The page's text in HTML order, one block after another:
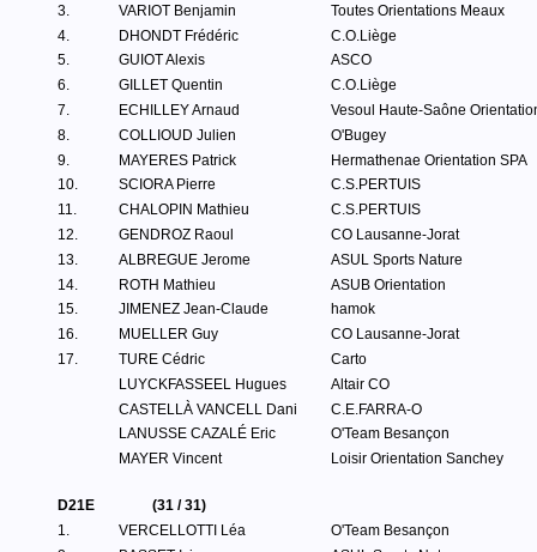
3.
VARIOT Benjamin
Toutes Orientations Meaux
4.
DHONDT Frédéric
C.O.Liège
5.
GUIOT Alexis
ASCO
6.
GILLET Quentin
C.O.Liège
7.
ECHILLEY Arnaud
Vesoul Haute-Saône
8.
COLLIOUD Julien
O'Bugey
9.
MAYERES Patrick
Hermathenae Orientation SPA
10.
SCIORA Pierre
C.S.PERTUIS
11.
CHALOPIN Mathieu
C.S.PERTUIS
12.
GENDROZ Raoul
CO Lausanne-Jorat
13.
ALBREGUE Jerome
ASUL Sports Nature
14.
ROTH Mathieu
ASUB Orientation
15.
JIMENEZ Jean-Claude
hamok
16.
MUELLER Guy
CO Lausanne-Jorat
17.
TURE Cédric
Carto
LUYCKFASSEEL Hugues
Altair CO
CASTELLÀ VANCELL Dani
C.E.FARRA-O
LANUSSE CAZALÉ Eric
O'Team Besançon
MAYER Vincent
Loisir Orientation Sanchey
D21E
(31 / 31)
1.
VERCELLOTTI Léa
O'Team Besançon